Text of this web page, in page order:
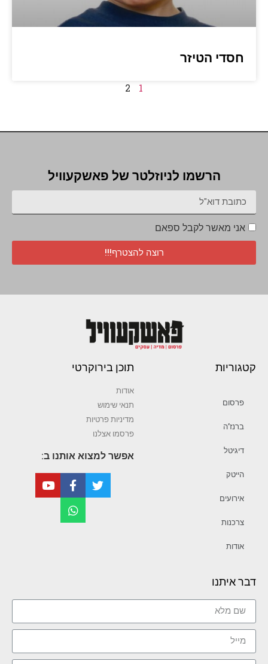
חסדי הטיזר
1
2
הרשמו לניוזלטר של פאשקעוויל
אני מאשר לקבל ספאם
רוצה להצטרף!!!
קטגוריות
פרסום
ברנז’ה
דיגיטל
הייטק
אירועים
צרכנות
אודות
תוכן בירוקרטי
אודות
תנאי שימוש
מדיניות פרטיות
פרסמו אצלנו
אפשר למצוא אותנו ב:
דבר איתנו